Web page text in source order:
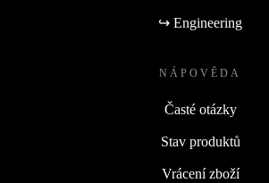
↪ Engineering
NÁPOVĚDA
Časté otázky
Stav produktů
Vrácení zboží